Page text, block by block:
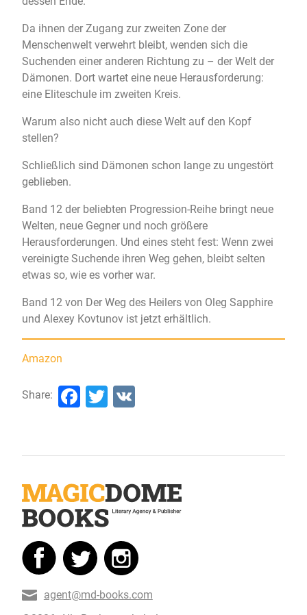
Da ihnen der Zugang zur zweiten Zone der
Menschenwelt verwehrt bleibt, wenden sich die
Suchenden einer anderen Richtung zu – der Welt der
Dämonen. Dort wartet eine neue Herausforderung:
eine Eliteschule im zweiten Kreis.
Warum also nicht auch diese Welt auf den Kopf
stellen?
Schließlich sind Dämonen schon lange zu ungestört
geblieben.
Band 12 der beliebten Progression-Reihe bringt neue
Welten, neue Gegner und noch größere
Herausforderungen. Und eines steht fest: Wenn zwei
vereinigte Suchende ihren Weg gehen, bleibt selten
etwas so, wie es vorher war.
Band 12 von Der Weg des Heilers von Oleg Sapphire
und Alexey Kovtunov ist jetzt erhältlich.
Amazon
Share: Facebook
Twitter
agent@md-books.com